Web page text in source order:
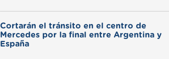
Cortarán el tránsito en el centro de
Mercedes por la final entre Argentina y
España